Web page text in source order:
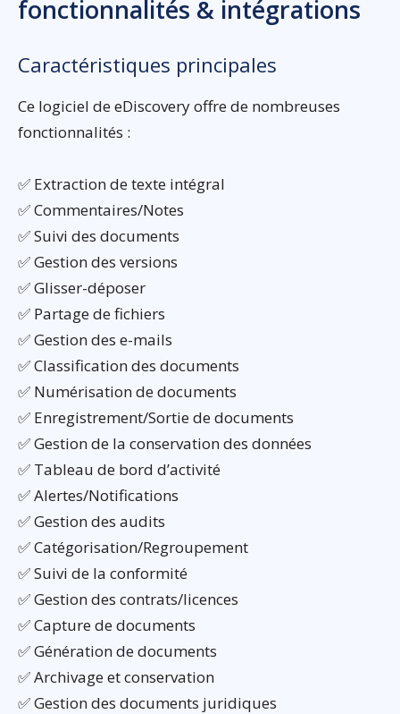
fonctionnalités & intégrations
Caractéristiques principales
Ce logiciel de eDiscovery offre de nombreuses
fonctionnalités :
✅ Extraction de texte intégral
✅ Commentaires/Notes
✅ Suivi des documents
✅ Gestion des versions
✅ Glisser-déposer
✅ Partage de fichiers
✅ Gestion des e-mails
✅ Classification des documents
✅ Numérisation de documents
✅ Enregistrement/Sortie de documents
✅ Gestion de la conservation des données
✅ Tableau de bord d’activité
✅ Alertes/Notifications
✅ Gestion des audits
✅ Catégorisation/Regroupement
✅ Suivi de la conformité
✅ Gestion des contrats/licences
✅ Capture de documents
✅ Génération de documents
✅ Archivage et conservation
✅ Gestion des documents juridiques